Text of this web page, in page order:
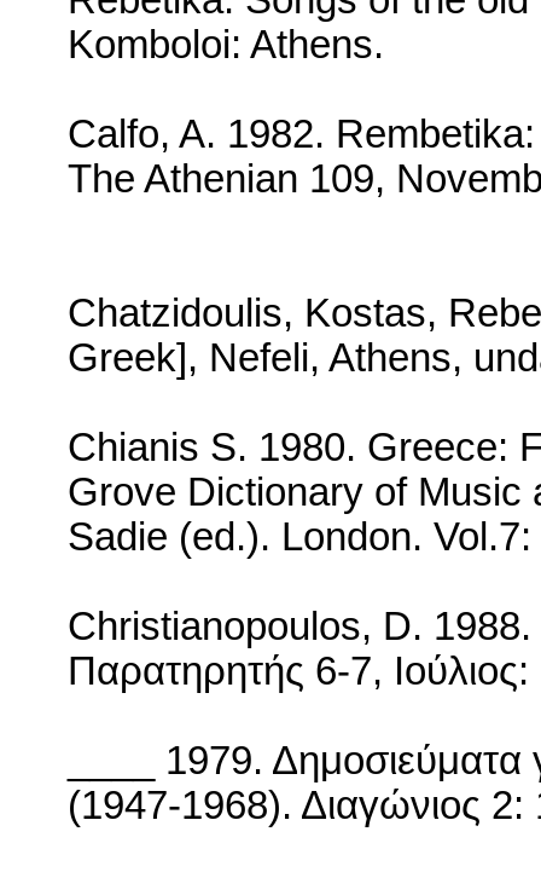
Komboloi: Athens.
Calfo, A. 1982.
The Athenian 109,
Chatzidoulis, Kostas,
Greek], Nefeli, Athens,
Chianis S. 1980. Greece:
Grove Dictionary of Music
Sadie (ed.). London.
Christianopoulos, D. 1988.
Παρατηρητής 6-7,
____ 1979. Δημοσιεύματα
(1947-1968). Διαγώνιος 2: